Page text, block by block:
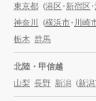
東京都 (港区・新宿区・
神奈川
(横浜市・川崎
栃木 群馬
北陸・甲信越
山梨 長野 新潟 (新